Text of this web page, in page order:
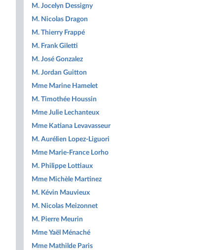
M. Jocelyn Dessigny
M. Nicolas Dragon
M. Thierry Frappé
M. Frank Giletti
M. José Gonzalez
M. Jordan Guitton
Mme Marine Hamelet
M. Timothée Houssin
Mme Julie Lechanteux
Mme Katiana Levavasseur
M. Aurélien Lopez-Liguori
Mme Marie-France Lorho
M. Philippe Lottiaux
Mme Michèle Martinez
M. Kévin Mauvieux
M. Nicolas Meizonnet
M. Pierre Meurin
Mme Yaël Ménaché
Mme Mathilde Paris